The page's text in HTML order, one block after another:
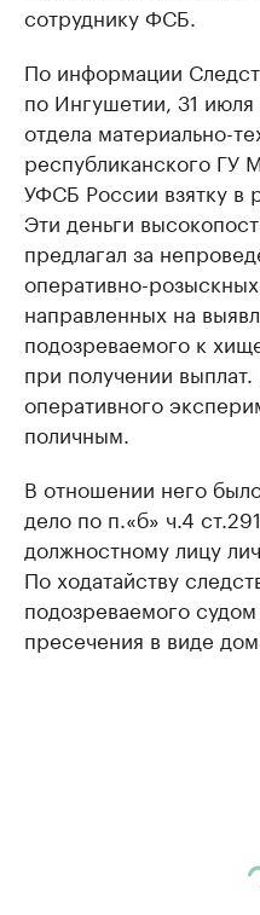
сотруднику ФСБ.
По информации
по Ингушетии, 31 июля
отдела материально-
республиканского ГУ
УФСБ России взятку в
Эти деньги
предлагал за
оперативно-
направленных на
подозреваемого к
при получении выплат.
оперативного
поличным.
В отношении него
дело по п.«б» ч.4
должностному лицу
По ходатайству
подозреваемого
пресечения в виде